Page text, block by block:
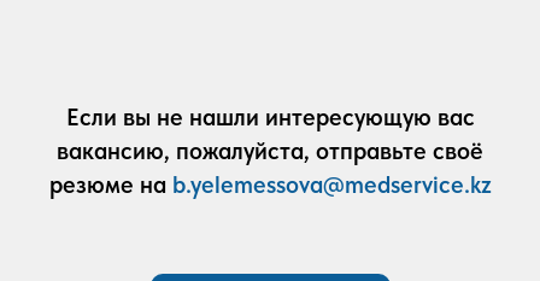
Если вы не нашли интересующую вас
вакансию, пожалуйста, отправьте своё
резюме на b.yelemessova@medservice.kz